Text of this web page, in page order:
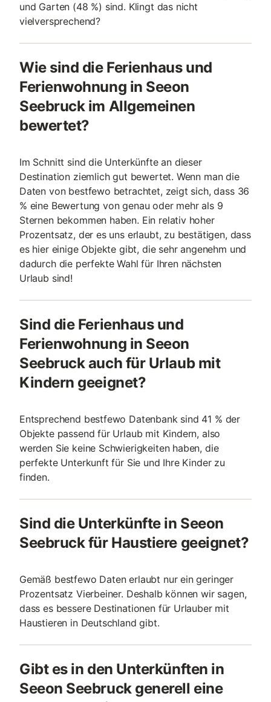
und Garten (48 %) sind. Klingt das nicht
vielversprechend?
Wie sind die Ferienhaus und
Ferienwohnung in Seeon
Seebruck im Allgemeinen
bewertet?
Im Schnitt sind die Unterkünfte an dieser
Destination ziemlich gut bewertet. Wenn man die
Daten von bestfewo betrachtet, zeigt sich, dass 36
% eine Bewertung von genau oder mehr als 9
Sternen bekommen haben. Ein relativ hoher
Prozentsatz, der es uns erlaubt, zu bestätigen, dass
es hier einige Objekte gibt, die sehr angenehm und
dadurch die perfekte Wahl für Ihren nächsten
Urlaub sind!
Sind die Ferienhaus und
Ferienwohnung in Seeon
Seebruck auch für Urlaub mit
Kindern geeignet?
Entsprechend bestfewo Datenbank sind 41 % der
Objekte passend für Urlaub mit Kindern, also
werden Sie keine Schwierigkeiten haben, die
perfekte Unterkunft für Sie und Ihre Kinder zu
finden.
Sind die Unterkünfte in Seeon
Seebruck für Haustiere geeignet?
Gemäß bestfewo Daten erlaubt nur ein geringer
Prozentsatz Vierbeiner. Deshalb können wir sagen,
dass es bessere Destinationen für Urlauber mit
Haustieren in Deutschland gibt.
Gibt es in den Unterkünften in
Seeon Seebruck generell eine